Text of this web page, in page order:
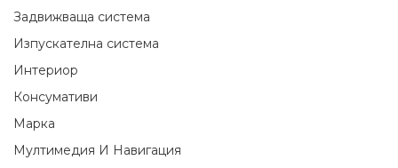
Задвижваща система
Изпускателна система
Интериор
Консумативи
Марка
Мултимедия И Навигация